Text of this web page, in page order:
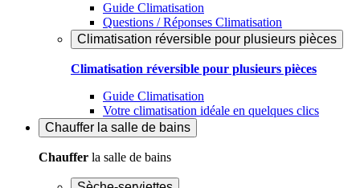
Guide Climatisation
Questions / Réponses Climatisation
Climatisation réversible pour plusieurs pièces
Climatisation réversible pour plusieurs pièces
Guide Climatisation
Votre climatisation idéale en quelques clics
Chauffer la salle de bains
Chauffer la salle de bains